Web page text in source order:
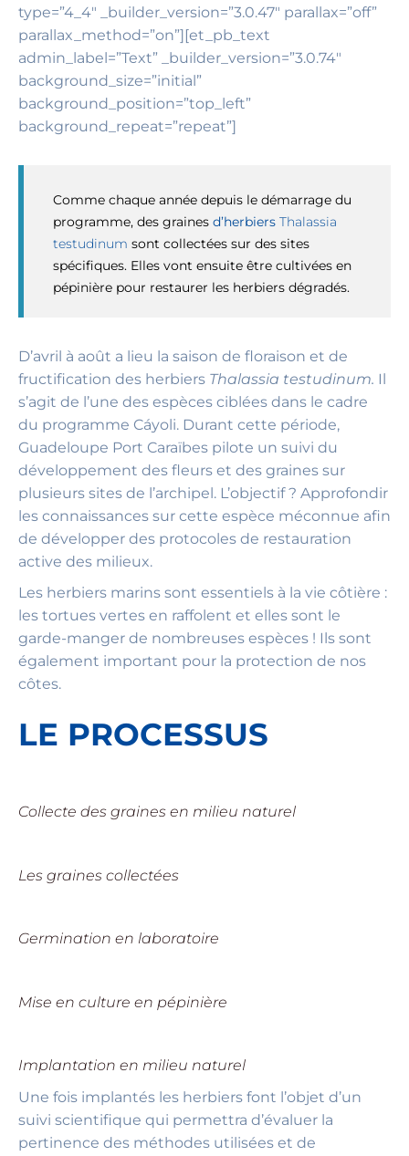
type=”4_4″ _builder_version=”3.0.47″ parallax=”off”
parallax_method=”on”][et_pb_text
admin_label=”Text” _builder_version=”3.0.74″
background_size=”initial”
background_position=”top_left”
background_repeat=”repeat”]
Comme chaque année depuis le démarrage du
programme, des graines d’herbiers Thalassia
testudinum sont collectées sur des sites
spécifiques. Elles vont ensuite être cultivées en
pépinière pour restaurer les herbiers dégradés.
D’avril à août a lieu la saison de floraison et de
fructification des herbiers Thalassia testudinum. Il
s’agit de l’une des espèces ciblées dans le cadre
du programme Cáyoli. Durant cette période,
Guadeloupe Port Caraïbes pilote un suivi du
développement des fleurs et des graines sur
plusieurs sites de l’archipel. L’objectif ? Approfondir
les connaissances sur cette espèce méconnue afin
de développer des protocoles de restauration
active des milieux.
Les herbiers marins sont essentiels à la vie côtière :
les tortues vertes en raffolent et elles sont le
garde-manger de nombreuses espèces ! Ils sont
également important pour la protection de nos
côtes.
LE PROCESSUS
Collecte des graines en milieu naturel
Les graines collectées
Germination en laboratoire
Mise en culture en pépinière
Implantation en milieu naturel
Une fois implantés les herbiers font l’objet d’un
suivi scientifique qui permettra d’évaluer la
pertinence des méthodes utilisées et de